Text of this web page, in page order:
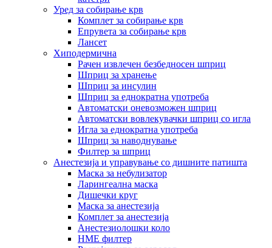
Уред за собирање крв
Комплет за собирање крв
Епрувета за собирање крв
Лансет
Хиподермична
Рачен извлечен безбедносен шприц
Шприц за хранење
Шприц за инсулин
Шприц за еднократна употреба
Автоматски оневозможен шприц
Автоматски вовлекувачки шприц со игла
Игла за еднократна употреба
Шприц за наводнување
Филтер за шприц
Анестезија и управување со дишните патишта
Маска за небулизатор
Ларингеална маска
Дишечки круг
Маска за анестезија
Комплет за анестезија
Анестезиолошки коло
HME филтер